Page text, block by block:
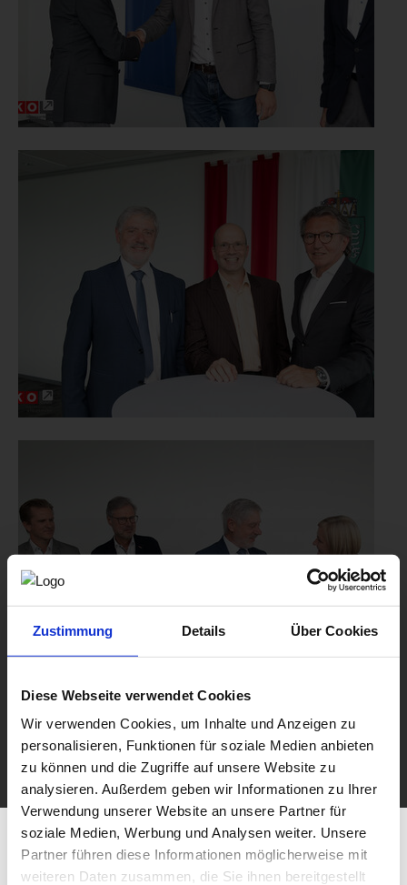
Zustimmung Details Über Cookies
Diese Webseite verwendet Cookies
Wir verwenden Cookies, um Inhalte und Anzeigen zu
personalisieren, Funktionen für soziale Medien anbieten
zu können und die Zugriffe auf unsere Website zu
analysieren. Außerdem geben wir Informationen zu Ihrer
Verwendung unserer Website an unsere Partner für
soziale Medien, Werbung und Analysen weiter. Unsere
Partner führen diese Informationen möglicherweise mit
weiteren Daten zusammen, die Sie ihnen bereitgestellt